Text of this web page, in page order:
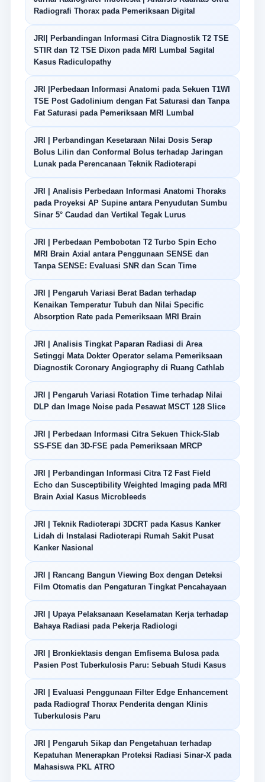
Radiografi Thorax pada Pemeriksaan Digital
JRI| Perbandingan Informasi Citra Diagnostik T2 TSE
STIR dan T2 TSE Dixon pada MRI Lumbal Sagital
Kasus Radiculopathy
JRI |Perbedaan Informasi Anatomi pada Sekuen T1WI
TSE Post Gadolinium dengan Fat Saturasi dan Tanpa
Fat Saturasi pada Pemeriksaan MRI Lumbal
JRI | Perbandingan Kesetaraan Nilai Dosis Serap
Bolus Lilin dan Conformal Bolus terhadap Jaringan
Lunak pada Perencanaan Teknik Radioterapi
JRI | Analisis Perbedaan Informasi Anatomi Thoraks
pada Proyeksi AP Supine antara Penyudutan Sumbu
Sinar 5° Caudad dan Vertikal Tegak Lurus
JRI | Perbedaan Pembobotan T2 Turbo Spin Echo
MRI Brain Axial antara Penggunaan SENSE dan
Tanpa SENSE: Evaluasi SNR dan Scan Time
JRI | Pengaruh Variasi Berat Badan terhadap
Kenaikan Temperatur Tubuh dan Nilai Specific
Absorption Rate pada Pemeriksaan MRI Brain
JRI | Analisis Tingkat Paparan Radiasi di Area
Setinggi Mata Dokter Operator selama Pemeriksaan
Diagnostik Coronary Angiography di Ruang Cathlab
JRI | Pengaruh Variasi Rotation Time terhadap Nilai
DLP dan Image Noise pada Pesawat MSCT 128 Slice
JRI | Perbedaan Informasi Citra Sekuen Thick-Slab
SS-FSE dan 3D-FSE pada Pemeriksaan MRCP
JRI | Perbandingan Informasi Citra T2 Fast Field
Echo dan Susceptibility Weighted Imaging pada MRI
Brain Axial Kasus Microbleeds
JRI | Teknik Radioterapi 3DCRT pada Kasus Kanker
Lidah di Instalasi Radioterapi Rumah Sakit Pusat
Kanker Nasional
JRI | Rancang Bangun Viewing Box dengan Deteksi
Film Otomatis dan Pengaturan Tingkat Pencahayaan
JRI | Upaya Pelaksanaan Keselamatan Kerja terhadap
Bahaya Radiasi pada Pekerja Radiologi
JRI | Bronkiektasis dengan Emfisema Bulosa pada
Pasien Post Tuberkulosis Paru: Sebuah Studi Kasus
JRI | Evaluasi Penggunaan Filter Edge Enhancement
pada Radiograf Thorax Penderita dengan Klinis
Tuberkulosis Paru
JRI | Pengaruh Sikap dan Pengetahuan terhadap
Kepatuhan Menerapkan Proteksi Radiasi Sinar-X pada
Mahasiswa PKL ATRO